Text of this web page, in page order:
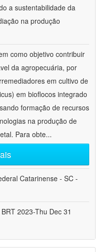
a sustentabilidade da
na produção
como objetivo contribuir
da agropecuária, por
em cultivo de
em bioflocos integrado
formação de recursos
na produção de
Para obte...
Catarinense - SC -
2023-Thu Dec 31